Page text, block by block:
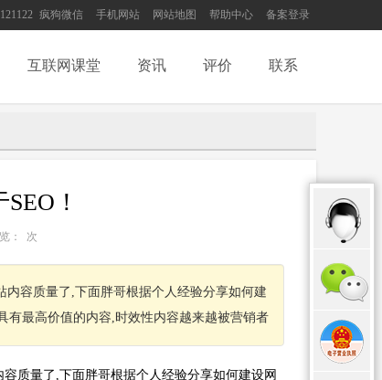
疯狗微信 手机网站 网站地图 帮助中心 备案登录
互联网课堂 资讯 评价 联系
！
： 次
内容质量了,下面胖哥根据个人经验分享如何建
有最高价值的内容,时效性内容越来越被营销者
质量了,下面胖哥根据个人经验分享如何建设网